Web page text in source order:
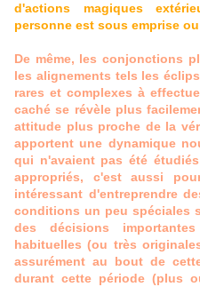
d'actions magiques
personne est sous emprise
De même, les conjonctions
les alignements tels les
rares et complexes à
caché se révèle plus
attitude plus proche de la
apportent une dynamique
qui n'avaient pas été
appropriés, c'est aussi
intéressant d'entreprendre
conditions un peu spéciales
des décisions
habituelles (ou très
assurément au bout de
durant cette période (plus